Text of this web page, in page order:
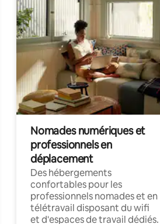
Nomades numériques et
professionnels en
déplacement
Des hébergements
confortables pour les
professionnels nomades et en
télétravail disposant du wifi
et d'espaces de travail dédiés.